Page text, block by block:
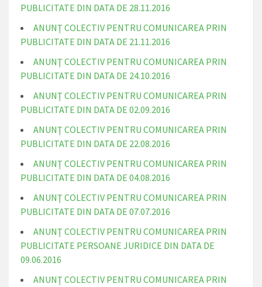
PUBLICITATE DIN DATA DE 28.11.2016
ANUNŢ COLECTIV PENTRU COMUNICAREA PRIN
PUBLICITATE DIN DATA DE 21.11.2016
ANUNŢ COLECTIV PENTRU COMUNICAREA PRIN
PUBLICITATE DIN DATA DE 24.10.2016
ANUNŢ COLECTIV PENTRU COMUNICAREA PRIN
PUBLICITATE DIN DATA DE 02.09.2016
ANUNŢ COLECTIV PENTRU COMUNICAREA PRIN
PUBLICITATE DIN DATA DE 22.08.2016
ANUNŢ COLECTIV PENTRU COMUNICAREA PRIN
PUBLICITATE DIN DATA DE 04.08.2016
ANUNŢ COLECTIV PENTRU COMUNICAREA PRIN
PUBLICITATE DIN DATA DE 07.07.2016
ANUNŢ COLECTIV PENTRU COMUNICAREA PRIN
PUBLICITATE PERSOANE JURIDICE DIN DATA DE
09.06.2016
ANUNŢ COLECTIV PENTRU COMUNICAREA PRIN